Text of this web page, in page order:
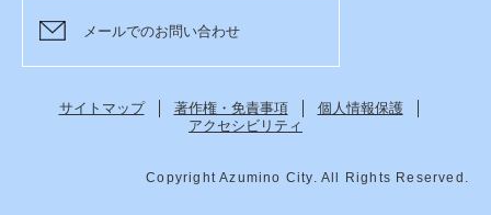
メールでのお問い合わせ
サイトマップ 著作権・免責事項
個人情報保護
アクセシビリティ
Copyright Azumino City. All Rights Reserved.